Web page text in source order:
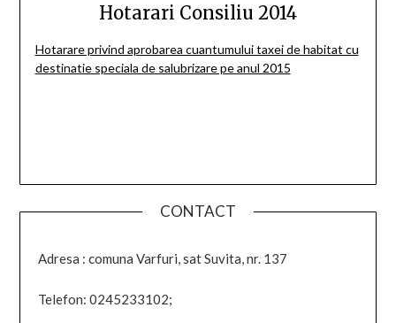
Hotarari Consiliu 2014
Hotarare privind aprobarea cuantumului taxei de habitat cu
destinatie speciala de salubrizare pe anul 2015
CONTACT
Adresa : comuna Varfuri, sat Suvita, nr. 137
Telefon: 0245233102;